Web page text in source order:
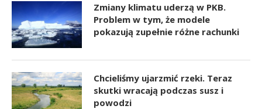
Zmiany klimatu uderzą w PKB.
Problem w tym, że modele
pokazują zupełnie różne rachunki
Chcieliśmy ujarzmić rzeki. Teraz
skutki wracają podczas susz i
powodzi